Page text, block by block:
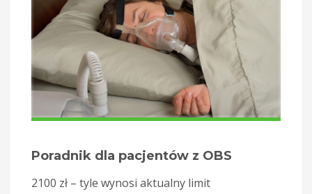
Poradnik dla pacjentów z OBS
2100 zł – tyle wynosi aktualny limit